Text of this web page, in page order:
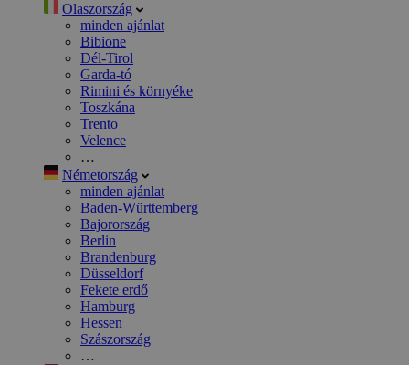
Olaszország
minden ajánlat
Bibione
Dél-Tirol
Garda-tó
Rimini és környéke
Toszkána
Trento
Velence
…
Németország
minden ajánlat
Baden-Württemberg
Bajorország
Berlin
Brandenburg
Düsseldorf
Fekete erdő
Hamburg
Hessen
Szászország
…